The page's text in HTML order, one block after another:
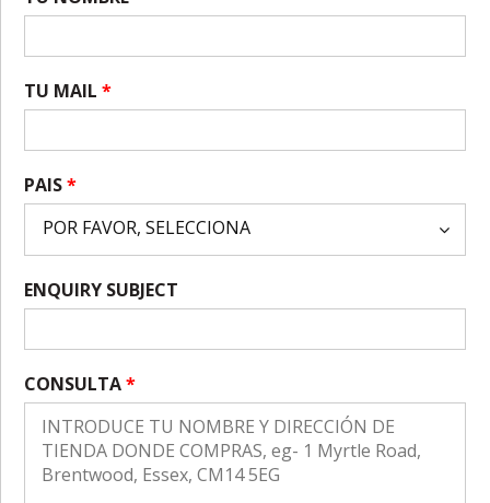
TU MAIL*
PAIS*
ENQUIRY SUBJECT
CONSULTA*